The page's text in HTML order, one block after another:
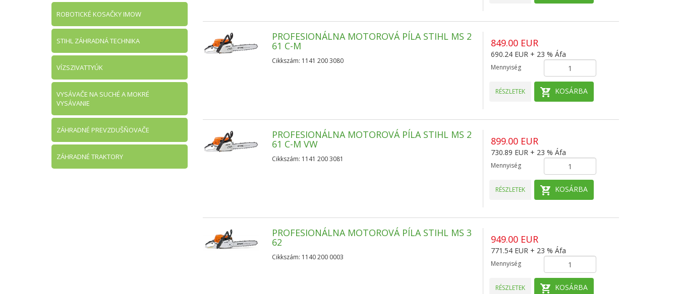
ROBOTICKÉ KOSAČKY IMOW
STIHL ZÁHRADNÁ TECHNIKA
VÍZSZIVATTYÚK
VYSÁVAČE NA SUCHÉ A MOKRÉ
VYSÁVANIE
ZÁHRADNÉ PREVZDUŠŇOVAČE
ZÁHRADNÉ TRAKTORY
PROFESIONÁLNA MOTOROVÁ PÍLA STIHL MS 2
61 C-M
Cikkszám: 1141 200 3080
849.00 EUR
690.24 EUR + 23 % Áfa
Mennyiség
RÉSZLETEK KOSÁRBA
PROFESIONÁLNA MOTOROVÁ PÍLA STIHL MS 2
61 C-M VW
Cikkszám: 1141 200 3081
899.00 EUR
730.89 EUR + 23 % Áfa
Mennyiség
RÉSZLETEK KOSÁRBA
PROFESIONÁLNA MOTOROVÁ PÍLA STIHL MS 3
62
Cikkszám: 1140 200 0003
949.00 EUR
771.54 EUR + 23 % Áfa
Mennyiség
RÉSZLETEK KOSÁRBA